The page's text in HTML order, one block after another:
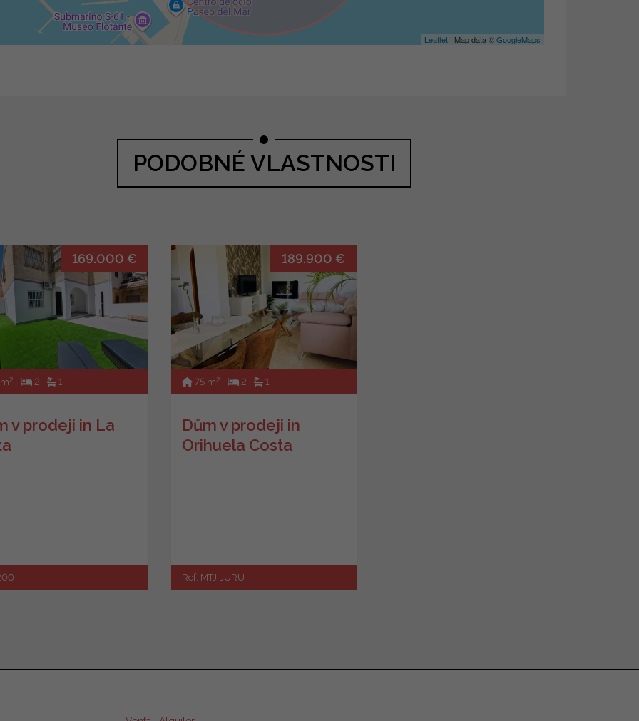
Leaflet | Map data ©GoogleMaps
PODOBNÉ VLASTNOSTI
169.000 €
2 2 1
v prodeji in La
189.900 €
75 m2 2 1
Dům v prodeji in
Orihuela Costa
Ref. MTJ-JURU